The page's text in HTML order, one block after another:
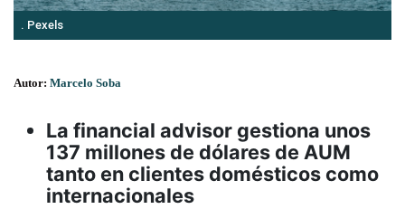
. Pexels
Autor: Marcelo Soba
La financial advisor gestiona unos
137 millones de dólares de AUM
tanto en clientes domésticos como
internacionales